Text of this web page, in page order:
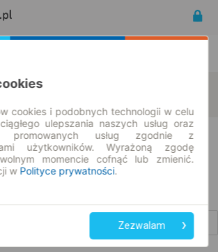
Załucze
→ Załucze
cookies i podobnych technologii w celu
ulepszania naszych usług oraz
promowanych usług zgodnie z
użytkowników. Wyrażoną zgodę
momencie cofnąć lub zmienić.
w Polityce prywatności.
Zezwalam